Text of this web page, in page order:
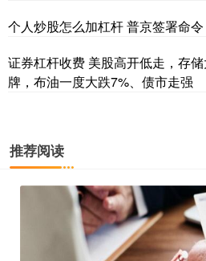
个人炒股怎么加杠杆 普京签署命
证券杠杆收费 美股高开低走，存
牌，布油一度大跌7%、债市走强
推荐阅读